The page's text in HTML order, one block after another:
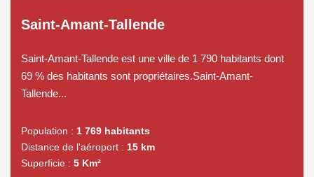
Saint-Amant-Tallende
Saint-Amant-Tallende est une ville de 1 790 habitants dont
69 % des habitants sont propriétaires.Saint-Amant-
Tallende...
Population : 1 769 habitants
Distance de l'aéroport : 15 km
Superficie : 5 Km²